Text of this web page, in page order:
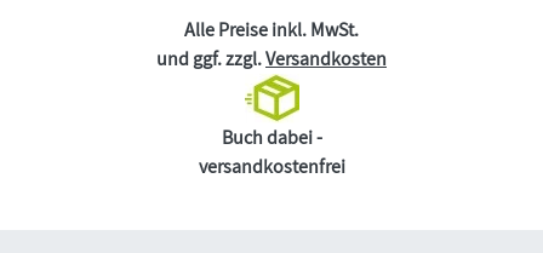
Alle Preise inkl. MwSt.
und ggf. zzgl.Versandkosten
Buch dabei -
versandkostenfrei